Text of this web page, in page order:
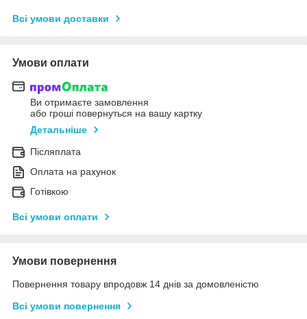
Всі умови доставки
Умови оплати
Ви отримаєте замовлення
або гроші повернуться на вашу картку
Детальніше
Післяплата
Оплата на рахунок
Готівкою
Всі умови оплати
Умови повернення
Повернення товару впродовж 14 днів за домовленістю
Всі умови повернення